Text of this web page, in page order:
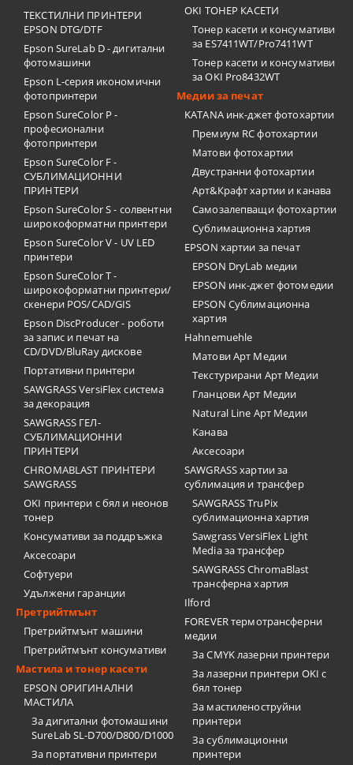
ТЕКСТИЛНИ ПРИНТЕРИ
EPSON DTG/DTF
Epson SureLab D - дигитални
фотомашини
Epson L-серия икономични
фотопринтери
Epson SureColor P -
професионални
фотопринтери
Epson SureColor F -
СУБЛИМАЦИОННИ
ПРИНТЕРИ
Epson SureColor S - солвентни
широкоформатни принтери
Epson SureColor V - UV LED
принтери
Epson SureColor T -
широкоформатни принтери/
скенери POS/CAD/GIS
Epson DiscProducer - роботи
за запис и печат на
CD/DVD/BluRay дискове
Портативни принтери
SAWGRASS VersiFlex система
за декорация
SAWGRASS ГЕЛ-
СУБЛИМАЦИОННИ
ПРИНТЕРИ
CHROMABLAST ПРИНТЕРИ
SAWGRASS
OKI принтери с бял и неонов
тонер
Консумативи за поддръжка
Аксесоари
Софтуери
Удължени гаранции
Претрийтмънт
Претрийтмънт машини
Претрийтмънт консумативи
Мастила и тонер касети
EPSON ОРИГИНАЛНИ
МАСТИЛА
За дигитални фотомашини
SureLab SL-D700/D800/D1000
За портативни принтери
OKI ТОНЕР КАСЕТИ
Тонер касети и консумативи
за ES7411WT/Pro7411WT
Тонер касети и консумативи
за OKI Pro8432WT
Медии за печат
KATANA инк-джет фотохартии
Премиум RC фотохартии
Матови фотохартии
Двустранни фотохартии
Арт&Крафт хартии и канава
Самозалепващи фотохартии
Сублимационна хартия
EPSON хартии за печат
EPSON DryLab медии
EPSON инк-джет фотомедии
EPSON Сублимационна
хартия
Hahnemuehle
Матови Арт Медии
Текстурирани Арт Медии
Гланцови Арт Медии
Natural Line Арт Медии
Канава
Аксесоари
SAWGRASS хартии за
сублимация и трансфер
SAWGRASS TruPix
сублимационна хартия
Sawgrass VersiFlex Light
Media за трансфер
SAWGRASS ChromaBlast
трансферна хартия
Ilford
FOREVER термотрансферни
медии
За CMYK лазерни принтери
За лазерни принтери OKI с
бял тонер
За мастиленоструйни
принтери
За сублимационни
принтери